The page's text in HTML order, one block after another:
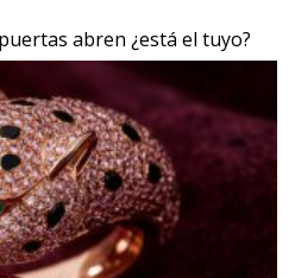
abren ¿está el tuyo?